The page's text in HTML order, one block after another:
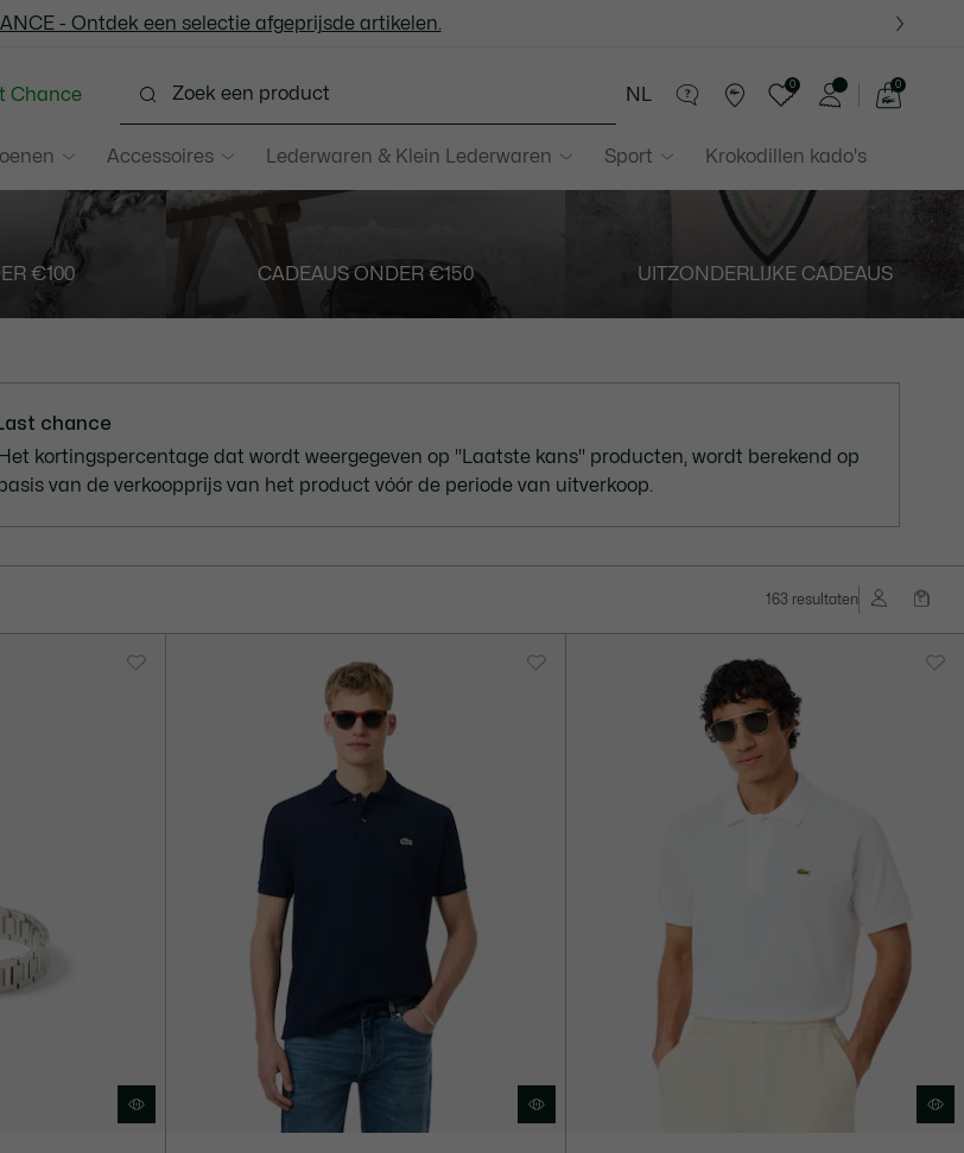
- Ontdek een selectie afgeprijsde artikelen.
- Ontdek een selectie afgeprijsde artikelen.
Accessoires Lederwaren & Klein Lederwaren Sport Krokodillen kado's
Chance NL
0
shopping
bag
0
€100 CADEAUS ONDER €150 UITZONDERLIJKE CADEAUS
chance
Het kortingspercentage dat wordt weergegeven op "Laatste kans" producten, wordt berekend op
basis van de verkoopprijs van het product vóór de periode van uitverkoop.
163 resultaten